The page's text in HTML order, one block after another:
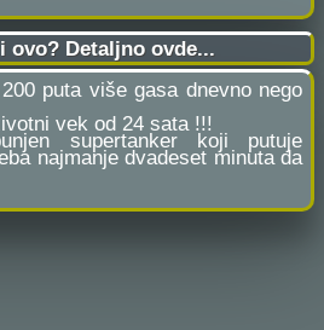
ovo? Detaljno ovde...
puta više gasa dnevno nego
vek od 24 sata !!!
supertanker koji putuje
najmanje dvadeset minuta da